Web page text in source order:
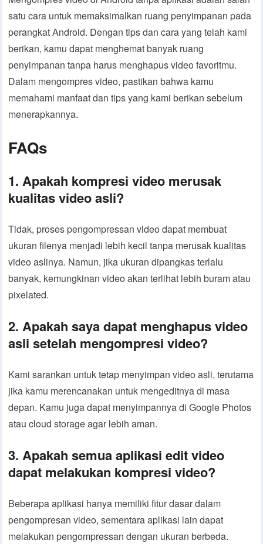
satu cara untuk memaksimalkan ruang penyimpanan pada
perangkat Android. Dengan tips dan cara yang telah kami
berikan, kamu dapat menghemat banyak ruang
penyimpanan tanpa harus menghapus video favoritmu.
Dalam mengompres video, pastikan bahwa kamu
memahami manfaat dan tips yang kami berikan sebelum
menerapkannya.
FAQs
1. Apakah kompresi video merusak
kualitas video asli?
Tidak, proses pengompressan video dapat membuat
ukuran filenya menjadi lebih kecil tanpa merusak kualitas
video aslinya. Namun, jika ukuran dipangkas terlalu
banyak, kemungkinan video akan terlihat lebih buram atau
pixelated.
2. Apakah saya dapat menghapus video
asli setelah mengompresi video?
Kami sarankan untuk tetap menyimpan video asli, terutama
jika kamu merencanakan untuk mengeditnya di masa
depan. Kamu juga dapat menyimpannya di Google Photos
atau cloud storage agar lebih aman.
3. Apakah semua aplikasi edit video
dapat melakukan kompresi video?
Beberapa aplikasi hanya memiliki fitur dasar dalam
pengompresan video, sementara aplikasi lain dapat
melakukan pengompressan dengan ukuran berbeda.